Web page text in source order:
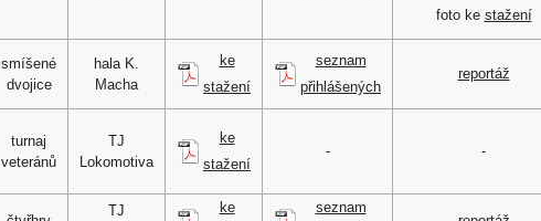
foto ke stažení
smíšené
dvojice
hala K.
Macha
ke
stažení
seznam
přihlášených
reportáž
turnaj
veteránů
TJ
Lokomotiva
ke
stažení
- -
TJ ke
seznam